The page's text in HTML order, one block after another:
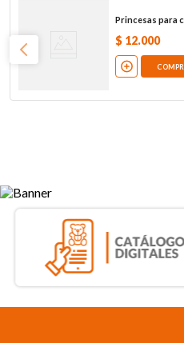
Princesas para
$ 12.000